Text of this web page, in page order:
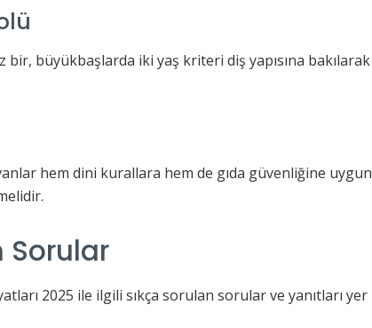
bir, büyükbaşlarda iki yaş kriteri diş yapısına bakılarak
hem dini kurallara hem de gıda güvenliğine uygun
Sorular
2025 ile ilgili sıkça sorulan sorular ve yanıtları yer